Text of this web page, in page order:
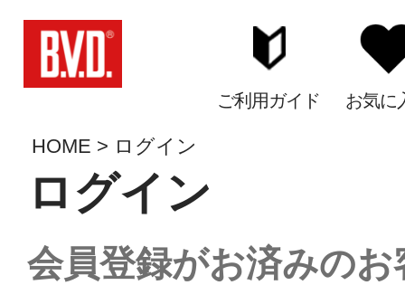
ご利用ガイド お気に
HOME ログイン
ログイン
会員登録がお済みのお